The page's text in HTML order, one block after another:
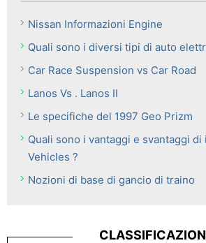
Nissan Informazioni Engine
Quali sono i diversi tipi di auto
Car Race Suspension vs Car Road
Lanos Vs . Lanos II
Le specifiche del 1997 Geo Prizm
Quali sono i vantaggi e svantaggi di
Vehicles ?
Nozioni di base di gancio di traino